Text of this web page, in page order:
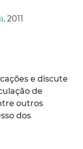
, 2011
e discute
de
outros
dos